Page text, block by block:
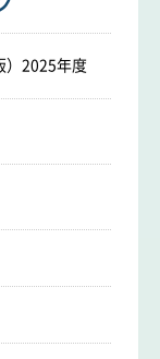
）2025年度